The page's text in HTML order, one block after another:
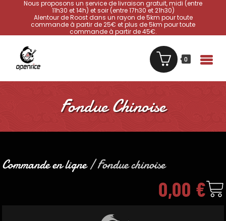
Nous proposons un service de livraison gratuit, midi (entre
11h30 et 14h) et soir (entre 17h30 et 21h30)
Alentour de Roost dans un rayon de 5km pour toute
commande à partir de 25€ et plus de 5km pour toute
commande à partir de 45€.
0
Fondue Chinoise
Commande en ligne/ Fondue chinoise
0,00 €